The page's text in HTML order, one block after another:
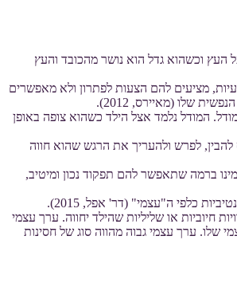
העץ וכשהוא גדל הוא נושר מהכובד והעץ
מציעים להם הצעות לפתרון ולא מאפשרים
שלו (מאיירס, 2012).
המודל נלמד אצל הילד כשהוא צופה באופן
לפרש ולהעריך את הרגש שהוא חווה
ברמה שתאפשר להם תפקוד נכון ומיטיב,
כלפי ה"עצמי" (דר' אפל, 2015).
חיוביות או שליליות שהילד יחווה. ערך עצמי
שלו. ערך עצמי גבוה מהווה סוג של חסינות